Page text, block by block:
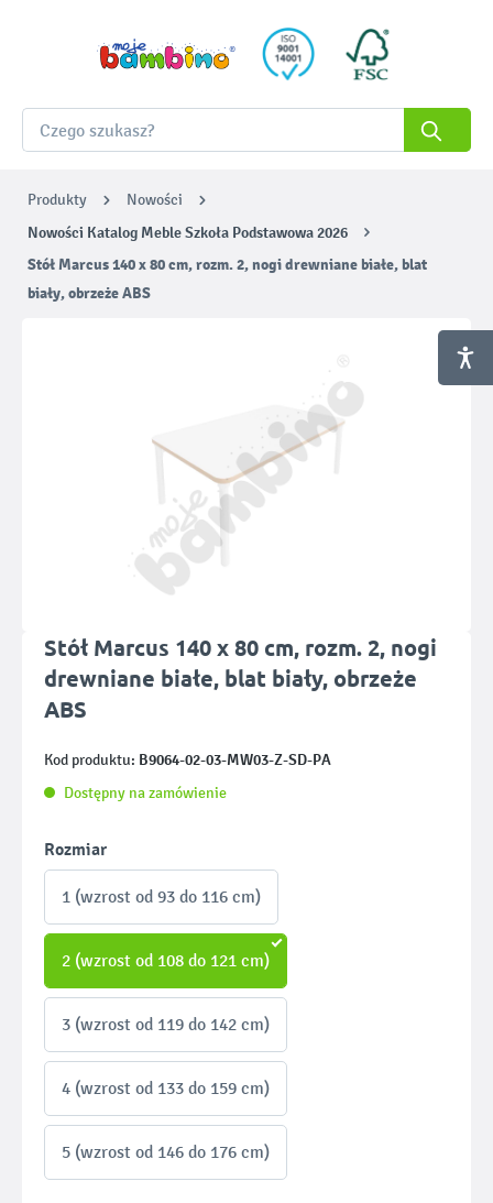
Produkty Nowości
Nowości Katalog Meble Szkoła Podstawowa 2026
Stół Marcus 140 x 80 cm, rozm. 2, nogi drewniane białe, blat
biały, obrzeże ABS
Stół Marcus 140 x 80 cm, rozm. 2, nogi
drewniane białe, blat biały, obrzeże
ABS
Kod produktu: B9064-02-03-MW03-Z-SD-PA
Dostępny na zamówienie
Wybierz
Rozmiar
1 (wzrost od 93 do 116 cm)
2 (wzrost od 108 do 121 cm)
3 (wzrost od 119 do 142 cm)
4 (wzrost od 133 do 159 cm)
5 (wzrost od 146 do 176 cm)